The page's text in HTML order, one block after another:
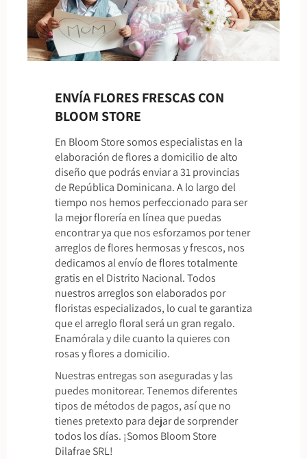
ENVÍA FLORES FRESCAS CON
BLOOM STORE
En Bloom Store somos especialistas en la
elaboración de flores a domicilio de alto
diseño que podrás enviar a 31 provincias
de República Dominicana. A lo largo del
tiempo nos hemos perfeccionado para ser
la mejor florería en línea que puedas
encontrar ya que nos esforzamos por tener
arreglos de flores hermosas y frescos, nos
dedicamos al envío de flores totalmente
gratis en el Distrito Nacional. Todos
nuestros arreglos son elaborados por
floristas especializados, lo cual te garantiza
que el arreglo floral será un gran regalo.
Enamórala y dile cuanto la quieres con
rosas y flores a domicilio.
Nuestras entregas son aseguradas y las
puedes monitorear. Tenemos diferentes
tipos de métodos de pagos, así que no
tienes pretexto para dejar de sorprender
todos los días. ¡Somos Bloom Store
Dilafrae SRL!